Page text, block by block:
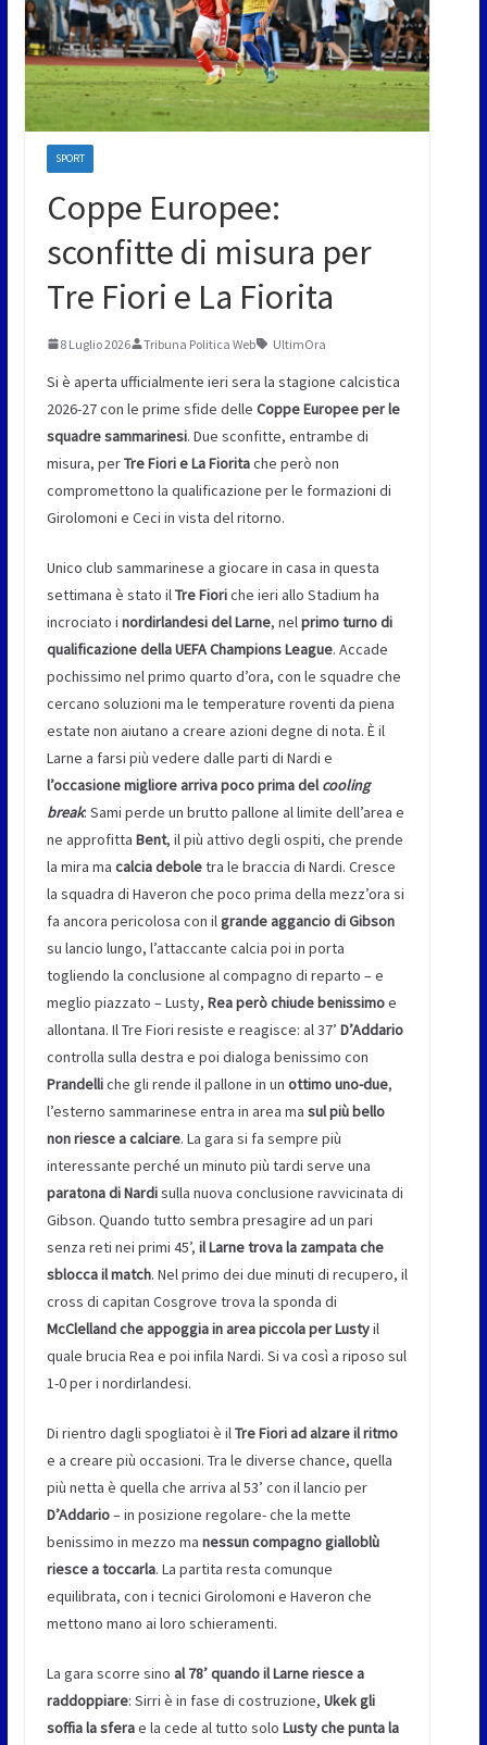
SPORT
Coppe Europee:
sconfitte di misura per
Tre Fiori e La Fiorita
8 Luglio 2026 Tribuna Politica Web UltimOra
Si è aperta ufficialmente ieri sera la stagione calcistica
2026-27 con le prime sfide delle Coppe Europee per le
squadre sammarinesi. Due sconfitte, entrambe di
misura, perTre Fiori e La Fioritache però non
compromettono la qualificazione per le formazioni di
Girolomoni e Ceci in vista del ritorno.
Unico club sammarinese a giocare in casa in questa
settimana è stato ilTre Fioriche ieri allo Stadium ha
incrociato i nordirlandesi del Larne, nelprimo turno di
qualificazione della UEFA Champions League. Accade
pochissimo nel primo quarto d’ora, con le squadre che
cercano soluzioni ma le temperature roventi da piena
estate non aiutano a creare azioni degne di nota. È il
Larne a farsi più vedere dalle parti di Nardi e
l’occasione migliore arriva poco prima delcooling
break: Sami perde un brutto pallone al limite dell’area e
ne approfitta Bent, il più attivo degli ospiti, che prende
la mira ma calcia deboletra le braccia di Nardi. Cresce
la squadra di Haveron che poco prima della mezz’ora si
fa ancora pericolosa con ilgrande aggancio di Gibson
su lancio lungo, l’attaccante calcia poi in porta
togliendo la conclusione al compagno di reparto – e
meglio piazzato – Lusty, Rea però chiude benissimoe
allontana. Il Tre Fiori resiste e reagisce: al 37’ D’Addario
controlla sulla destra e poi dialoga benissimo con
Prandelliche gli rende il pallone in un ottimo uno-due,
l’esterno sammarinese entra in area ma sul più bello
non riesce a calciare. La gara si fa sempre più
interessante perché un minuto più tardi serve una
paratona di Nardisulla nuova conclusione ravvicinata di
Gibson. Quando tutto sembra presagire ad un pari
senza reti nei primi 45’, il Larne trova la zampata che
sblocca il match. Nel primo dei due minuti di recupero, il
cross di capitan Cosgrove trova la sponda di
McClelland che appoggia in area piccola per Lustyil
quale brucia Rea e poi infila Nardi. Si va così a riposo sul
1-0 per i nordirlandesi.
Di rientro dagli spogliatoi è ilTre Fiori ad alzare il ritmo
e a creare più occasioni. Tra le diverse chance, quella
più netta è quella che arriva al 53’ con il lancio per
D’Addario– in posizione regolare- che la mette
benissimo in mezzo ma nessun compagno gialloblù
riesce a toccarla. La partita resta comunque
equilibrata, con i tecnici Girolomoni e Haveron che
mettono mano ai loro schieramenti.
La gara scorre sino al 78’ quando il Larne riesce a
raddoppiare: Sirri è in fase di costruzione, Ukek gli
soffia la sferae la cede al tutto solo Lusty che punta la